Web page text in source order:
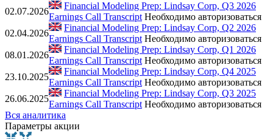
02.07.2026
Financial Modeling Prep: Lindsay Corp, Q3 2026
Earnings Call Transcript Необходимо авторизоваться
02.04.2026
Financial Modeling Prep: Lindsay Corp, Q2 2026
Earnings Call Transcript Необходимо авторизоваться
08.01.2026
Financial Modeling Prep: Lindsay Corp, Q1 2026
Earnings Call Transcript Необходимо авторизоваться
23.10.2025
Financial Modeling Prep: Lindsay Corp, Q4 2025
Earnings Call Transcript Необходимо авторизоваться
26.06.2025
Financial Modeling Prep: Lindsay Corp, Q3 2025
Earnings Call Transcript Необходимо авторизоваться
Вся аналитика
Параметры акции